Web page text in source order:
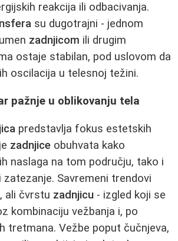
reakcija ili odbacivanja.
su dugotrajni - jednom
zadnjicom ili drugim
ostaje stabilan, pod uslovom da
oscilacija u telesnoj težini.
pažnje u oblikovanju tela
predstavlja fokus estetskih
zadnjice obuhvata kako
naslaga na tom području, tako i
zatezanje. Savremeni trendovi
ali čvrstu zadnjicu - izgled koji se
kombinaciju vežbanja i, po
tretmana. Vežbe poput čučnjeva,